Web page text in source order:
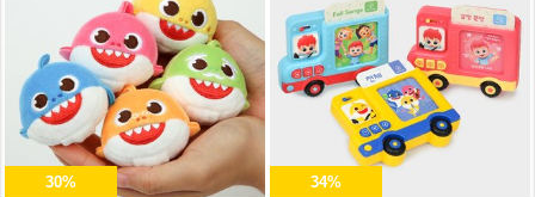
30% 34%